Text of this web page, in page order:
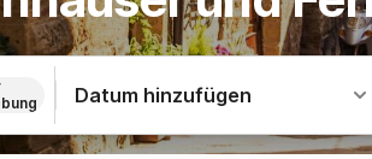
Datum hinzufügen